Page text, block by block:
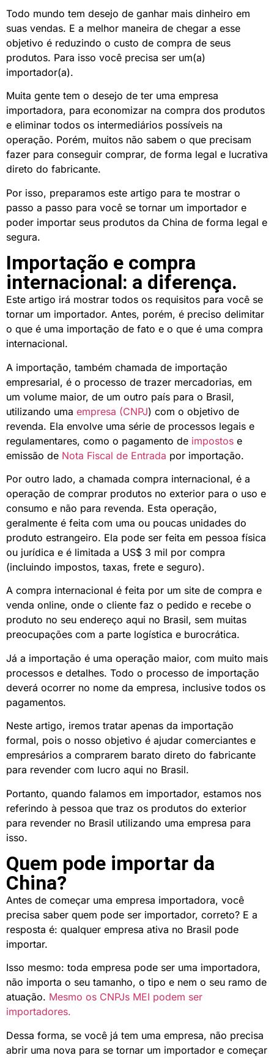
Todo mundo tem desejo de ganhar mais dinheiro em
suas vendas. E a melhor maneira de chegar a esse
objetivo é reduzindo o custo de compra de seus
produtos. Para isso você precisa ser um(a)
importador(a).
Muita gente tem o desejo de ter uma empresa
importadora, para economizar na compra dos produtos
e eliminar todos os intermediários possíveis na
operação. Porém, muitos não sabem o que precisam
fazer para conseguir comprar, de forma legal e lucrativa
direto do fabricante.
Por isso, preparamos este artigo para te mostrar o
passo a passo para você se tornar um importador e
poder importar seus produtos da China de forma legal e
segura.
Importação e compra
internacional: a diferença.
Este artigo irá mostrar todos os requisitos para você se
tornar um importador. Antes, porém, é preciso delimitar
o que é uma importação de fato e o que é uma compra
internacional.
A importação, também chamada de importação
empresarial, é o processo de trazer mercadorias, em
um volume maior, de um outro país para o Brasil,
utilizando uma empresa (CNPJ) com o objetivo de
revenda. Ela envolve uma série de processos legais e
regulamentares, como o pagamento de impostos e
emissão de Nota Fiscal de Entrada por importação.
Por outro lado, a chamada compra internacional, é a
operação de comprar produtos no exterior para o uso e
consumo e não para revenda. Esta operação,
geralmente é feita com uma ou poucas unidades do
produto estrangeiro. Ela pode ser feita em pessoa física
ou jurídica e é limitada a US$ 3 mil por compra
(incluindo impostos, taxas, frete e seguro).
A compra internacional é feita por um site de compra e
venda online, onde o cliente faz o pedido e recebe o
produto no seu endereço aqui no Brasil, sem muitas
preocupações com a parte logística e burocrática.
Já a importação é uma operação maior, com muito mais
processos e detalhes. Todo o processo de importação
deverá ocorrer no nome da empresa, inclusive todos os
pagamentos.
Neste artigo, iremos tratar apenas da importação
formal, pois o nosso objetivo é ajudar comerciantes e
empresários a comprarem barato direto do fabricante
para revender com lucro aqui no Brasil.
Portanto, quando falamos em importador, estamos nos
referindo à pessoa que traz os produtos do exterior
para revender no Brasil utilizando uma empresa para
isso.
Quem pode importar da
China?
Antes de começar uma empresa importadora, você
precisa saber quem pode ser importador, correto? E a
resposta é: qualquer empresa ativa no Brasil pode
importar.
Isso mesmo: toda empresa pode ser uma importadora,
não importa o seu tamanho, o tipo e nem o seu ramo de
atuação. Mesmo os CNPJs MEI podem ser
importadores.
Dessa forma, se você já tem uma empresa, não precisa
abrir uma nova para se tornar um importador e começar